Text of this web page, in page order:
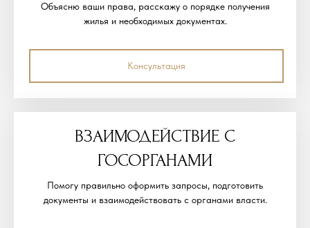
Объясню ваши права, расскажу о порядке получения
жилья и необходимых документах.
Консультация
ВЗАИМОДЕЙСТВИЕ С
ГОСОРГАНАМИ
Помогу правильно оформить запросы, подготовить
документы и взаимодействовать с органами власти.